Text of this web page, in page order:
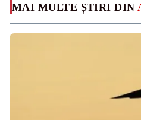
MAI MULTE ȘTIRI DIN